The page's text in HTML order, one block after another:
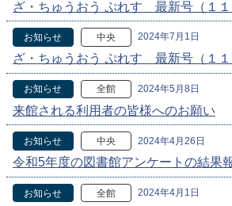
ざ・ちゅうおう ぷれす 最新号（１１
お知らせ 中央 2024年7月1日
ざ・ちゅうおう ぷれす 最新号（１１
お知らせ 全館 2024年5月8日
来館される利用者の皆様へのお願い
お知らせ 中央 2024年4月26日
令和5年度の図書館アンケートの結果
お知らせ 全館 2024年4月1日